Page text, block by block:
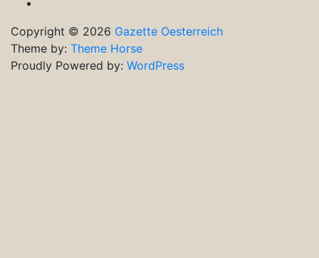
Copyright © 2026 Gazette Oesterreich
Theme by: Theme Horse
Proudly Powered by: WordPress